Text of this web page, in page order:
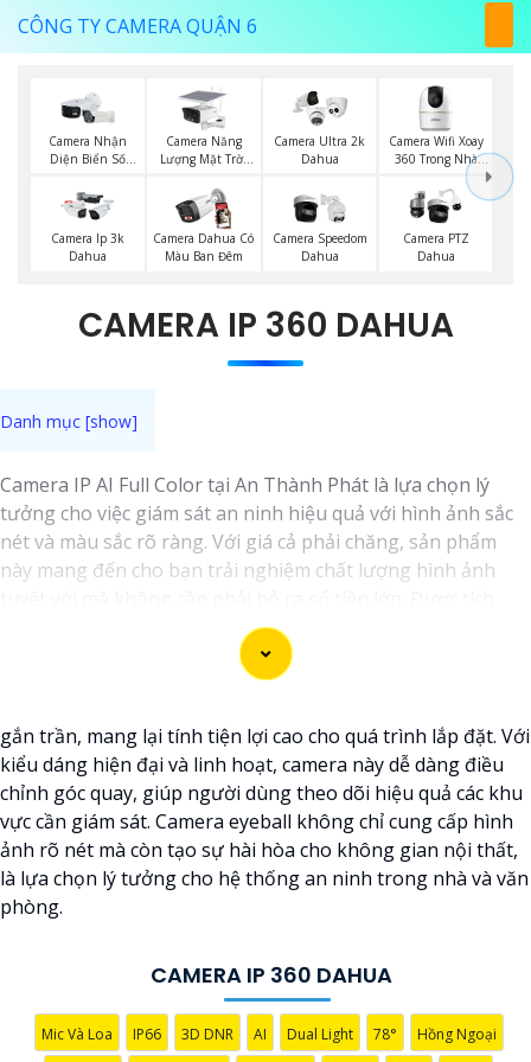
CÔNG TY CAMERA QUẬN 6
Camera Nhận
Diện Biển Số
Camera Năng
Lượng Mặt Trời
Camera Ultra 2k
Dahua
Camera Wifi Xoay
360 Trong Nhà
Camera Ip 3k
Dahua
Camera Dahua Có
Màu Ban Đêm
Camera Speedom
Dahua
Camera PTZ
Dahua
CAMERA IP 360 DAHUA
Camera IP AI Full Color tại An Thành Phát là lựa chọn lý
tưởng cho việc giám sát an ninh hiệu quả với hình ảnh sắc
nét và màu sắc rõ ràng. Với giá cả phải chăng, sản phẩm
này mang đến cho bạn trải nghiệm chất lượng hình ảnh
hợp công nghệ trí tuệ nhân tạo (AI), camera này giúp nhận
diện chính xác các chi tiết trong hình ảnh mà không cần ánh
sáng hồng ngoại, giúp tiết kiệm năng lượng và có độ nhạy
toàn.
gắn trần, mang lại tính tiện lợi cao cho quá trình lắp đặt. Với
kiểu dáng hiện đại và linh hoạt, camera này dễ dàng điều
chỉnh góc quay, giúp người dùng theo dõi hiệu quả các khu
vực cần giám sát. Camera eyeball không chỉ cung cấp hình
ảnh rõ nét mà còn tạo sự hài hòa cho không gian nội thất,
là lựa chọn lý tưởng cho hệ thống an ninh trong nhà và văn
phòng.
CAMERA IP 360 DAHUA
Mic Và Loa IP66 3D DNR AI Dual Light 78° Hồng Ngoại